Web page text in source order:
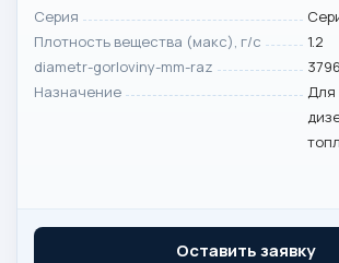
Серия
Плотность вещества (макс), г/с
1.2
diametr-gorloviny-mm-raz
3796
Назначение
Для
Оставить заявку